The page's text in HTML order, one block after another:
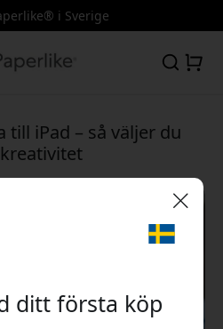
i Sverige
till iPad – så väljer du
ditt första köp
rabattkod: